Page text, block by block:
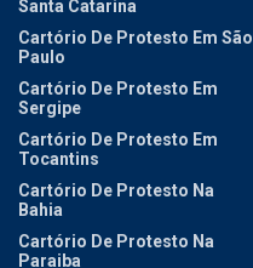
Santa Catarina
Cartório De Protesto Em São
Paulo
Cartório De Protesto Em
Sergipe
Cartório De Protesto Em
Tocantins
Cartório De Protesto Na
Bahia
Cartório De Protesto Na
Paraiba